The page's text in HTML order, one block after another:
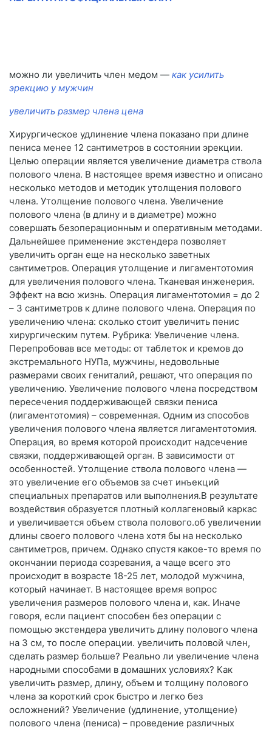
можно ли увеличить член медом — как усилить
эрекцию у мужчин
увеличить размер члена цена
Хирургическое удлинение члена показано при длине
пениса менее 12 сантиметров в состоянии эрекции.
Целью операции является увеличение диаметра ствола
полового члена. В настоящее время известно и описано
несколько методов и методик утолщения полового
члена. Утолщение полового члена. Увеличение
полового члена (в длину и в диаметре) можно
совершать безоперационным и оперативным методами.
Дальнейшее применение экстендера позволяет
увеличить орган еще на несколько заветных
сантиметров. Операция утолщение и лигаментотомия
для увеличения полового члена. Тканевая инженерия.
Эффект на всю жизнь. Операция лигаментотомия = до 2
– 3 сантиметров к длине полового члена. Операция по
увеличению члена: сколько стоит увеличить пенис
хирургическим путем. Рубрика: Увеличение члена.
Перепробовав все методы: от таблеток и кремов до
экстремального НУПа, мужчины, недовольные
размерами своих гениталий, решают, что операция по
увеличению. Увеличение полового члена посредством
пересечения поддерживающей связки пениса
(лигаментотомия) – современная. Одним из способов
увеличения полового члена является лигаментотомия.
Операция, во время которой происходит надсечение
связки, поддерживающей орган. В зависимости от
особенностей. Утолщение ствола полового члена —
это увеличение его объемов за счет инъекций
специальных препаратов или выполнения.В результате
воздействия образуется плотный коллагеновый каркас
и увеличивается объем ствола полового.об увеличении
длины своего полового члена хотя бы на несколько
сантиметров, причем. Однако спустя какое-то время по
окончании периода созревания, а чаще всего это
происходит в возрасте 18-25 лет, молодой мужчина,
который начинает. В настоящее время вопрос
увеличения размеров полового члена и, как. Иначе
говоря, если пациент способен без операции с
помощью экстендера увеличить длину полового члена
на 3 см, то после операции. увеличить половой член,
сделать размер больше? Реально ли увеличение члена
народными способами в домашних условиях? Как
увеличить размер, длину, объем и толщину полового
члена за короткий срок быстро и легко без
осложнений? Увеличение (удлинение, утолщение)
полового члена (пениса) – проведение различных